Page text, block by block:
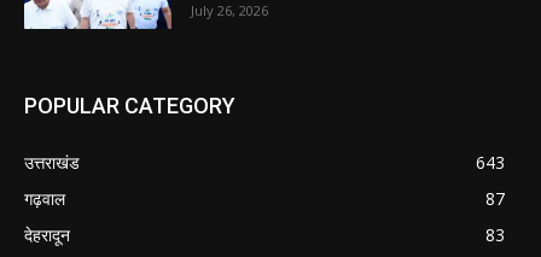
July 26, 2026
POPULAR CATEGORY
उत्तराखंड
643
गढ़वाल
87
देहरादून
83